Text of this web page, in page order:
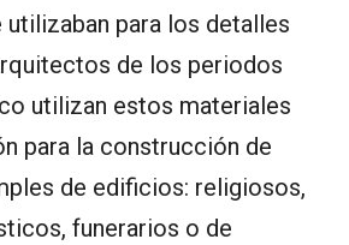
utilizaban para los detalles
de los periodos
utilizan estos materiales
para la construcción de
de edificios: religiosos,
funerarios o de